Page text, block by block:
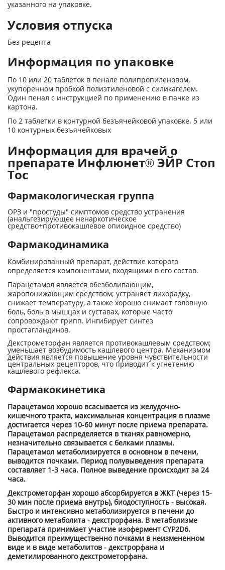
указанного на упаковке.
Условия отпуска
Без рецепта
Информация по упаковке
По 10 или 20 таблеток в пенале полипропиленовом,
укупоренном пробкой полиэтиленовой с силикагелем.
Один пенал с инструкцией по применению в пачке из
картона.
По 2 таблетки в контурной безъячейковой упаковке. 5 или
10 контурных безъячейковых
Информация для врачей о
препарате Инфлюнет® ЭЙР Стоп
Тос
Фармакологическая группа
ОРЗ и "простуды" симптомов средство устранения
(анальгезирующее ненаркотическое
средство+противокашлевое опиоидное средство)
Фармакодинамика
Комбинированный препарат, действие которого
определяется компонентами, входящими в его состав.
Парацетамол является обезболивающим,
жаропонижающим средством; устраняет лихорадку,
снижает температуру, а также хорошо снимает головную
боль, боль в мышцах и суставах, которые часто
сопровождают грипп. Ингибирует синтез
простагландинов.
Декстрометорфан является противокашлевым средством;
уменьшает возбудимость кашлевого центра. Механизмом
действия является повышение уровня чувствительности
центральных рецепторов, что приводит к угнетению
кашлевого рефлекса.
Фармакокинетика
Парацетамол хорошо всасывается из желудочно-
кишечного тракта, максимальная концентрация в плазме
достигается через 10-60 минут после приема препарата.
Парацетамол распределяется в тканях равномерно,
незначительно связывается с белками плазмы.
Парацетамол метаболизируется в основном в печени,
выводится почками. Период полувыведения препарата
составляет 1-3 часа. Полное выведение происходит за 24
часа.
Декстрометорфан хорошо абсорбируется в ЖКТ (через 15-
30 мин после приема внутрь), биодоступность - высокая.
Быстро и интенсивно метаболизируется в печени до
активного метаболита - декстрорфана. В метаболизме
препарата принимает участие изофермент CYP2D6.
Выводится преимущественно почками в неизмененном
виде и в виде метаболитов - декстрорфана и
деметилированного декстрометорфана.